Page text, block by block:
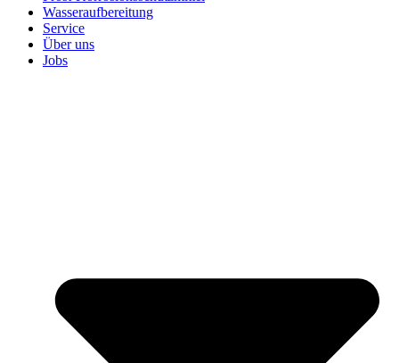
Wasseraufbereitung
Service
Über uns
Jobs